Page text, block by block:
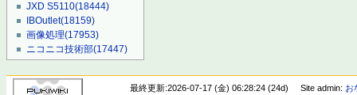
JXD S5110(18444)
IBOutlet(18159)
画像処理(17953)
ニコニコ技術部(17447)
最終更新:2026-07-17 (金) 06:28:24 (24d) Site admin: お